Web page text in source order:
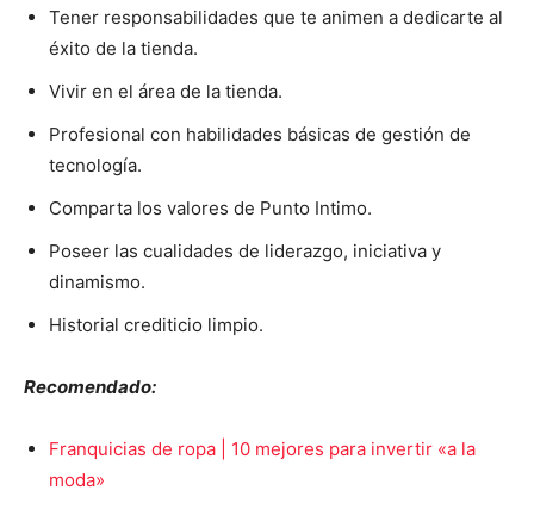
Tener responsabilidades que te animen a dedicarte al
éxito de la tienda.
Vivir en el área de la tienda.
Profesional con habilidades básicas de gestión de
tecnología.
Comparta los valores de Punto Intimo.
Poseer las cualidades de liderazgo, iniciativa y
dinamismo.
Historial crediticio limpio.
Recomendado:
Franquicias de ropa | 10 mejores para invertir «a la
moda»